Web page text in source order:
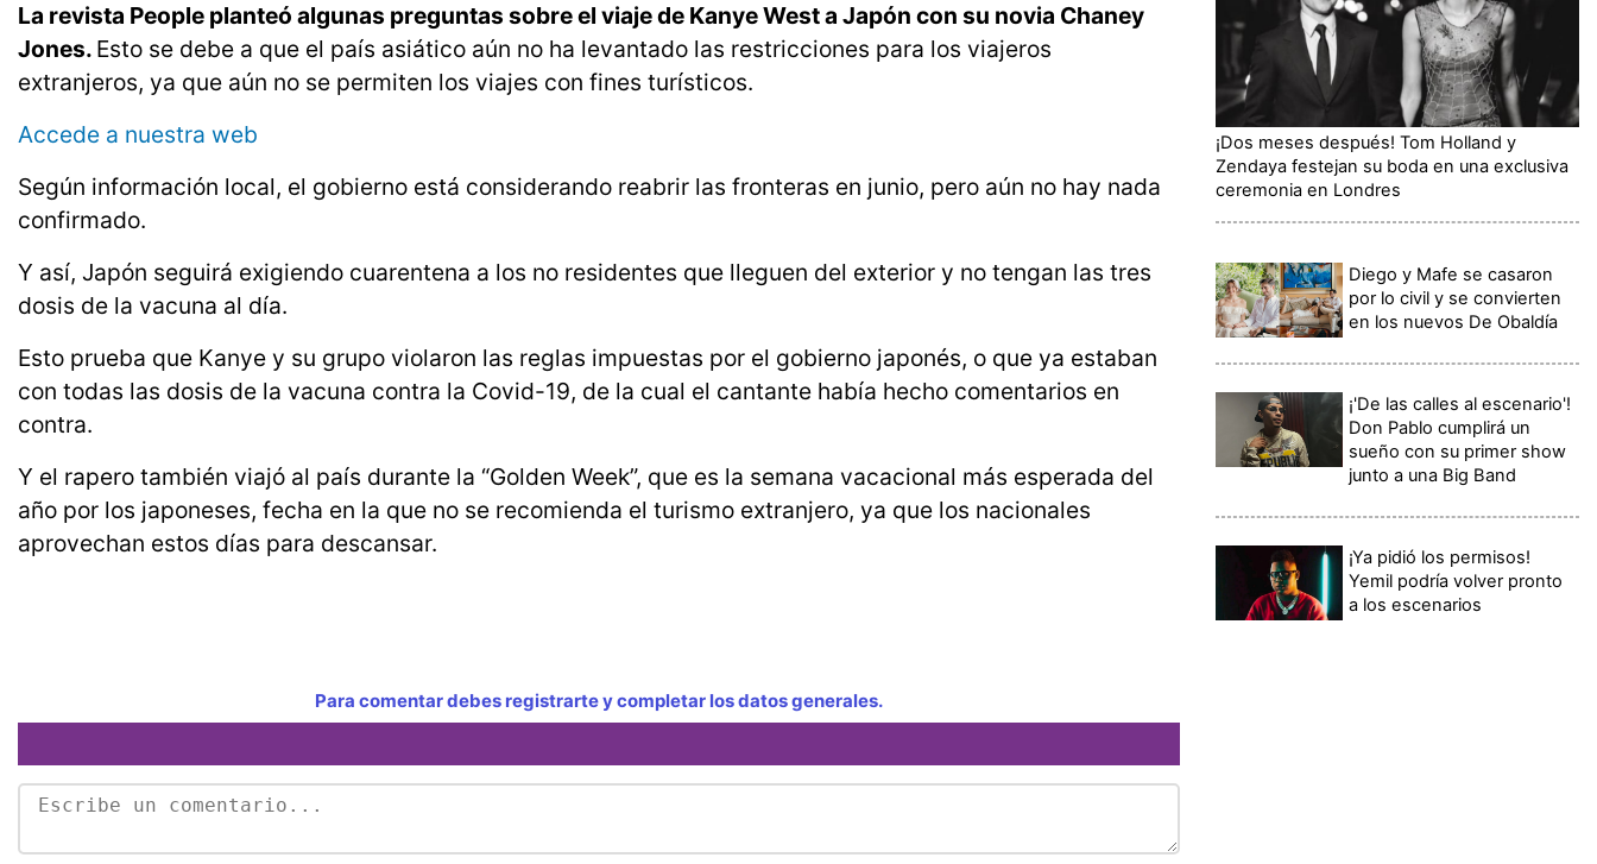
La revista People planteó algunas preguntas sobre el viaje de Kanye West a Japón con su novia Chaney
Jones. Esto se debe a que el país asiático aún no ha levantado las restricciones para los viajeros
extranjeros, ya que aún no se permiten los viajes con fines turísticos.
Accede a nuestra web
Según información local, el gobierno está considerando reabrir las fronteras en junio, pero aún no hay nada
confirmado.
Y así, Japón seguirá exigiendo cuarentena a los no residentes que lleguen del exterior y no tengan las tres
dosis de la vacuna al día.
Esto prueba que Kanye y su grupo violaron las reglas impuestas por el gobierno japonés, o que ya estaban
con todas las dosis de la vacuna contra la Covid-19, de la cual el cantante había hecho comentarios en
contra.
Y el rapero también viajó al país durante la “Golden Week”, que es la semana vacacional más esperada del
año por los japoneses, fecha en la que no se recomienda el turismo extranjero, ya que los nacionales
aprovechan estos días para descansar.
Para comentar debes registrarte y completar los datos generales.
¡Dos meses después! Tom Holland y
Zendaya festejan su boda en una exclusiva
ceremonia en Londres
Diego y Mafe se casaron
por lo civil y se convierten
en los nuevos De Obaldía
¡'De las calles al escenario'!
Don Pablo cumplirá un
sueño con su primer show
junto a una Big Band
¡Ya pidió los permisos!
Yemil podría volver pronto
a los escenarios